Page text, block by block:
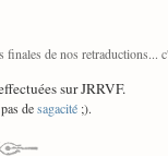
finales de nos retraductions...
sur JRRVF.
desagacité ;).